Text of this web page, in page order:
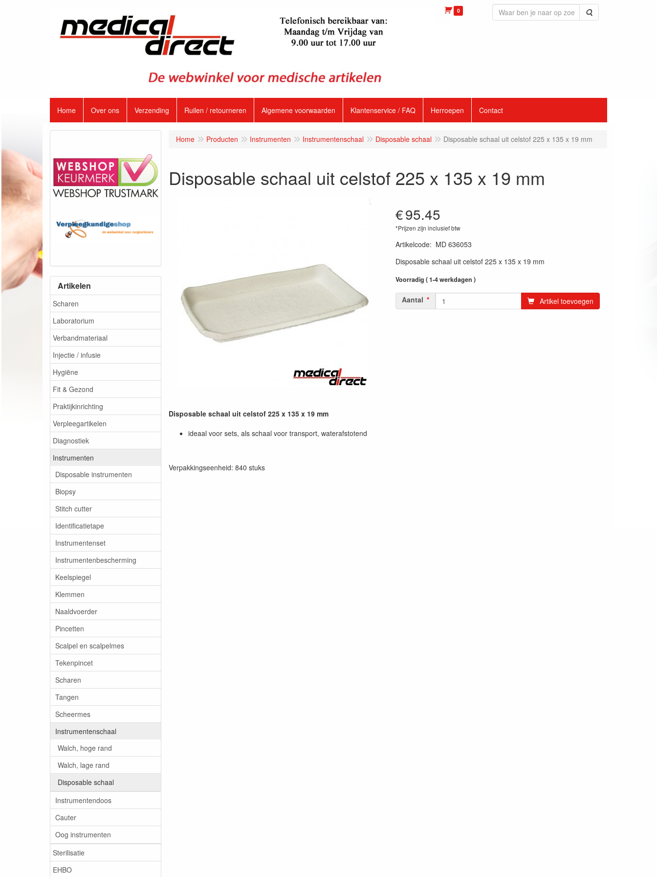
0 Zoeken
Home Over ons Verzending Ruilen / retourneren Algemene voorwaarden Klantenservice / FAQ Herroepen Contact
Artikelen
Scharen
Laboratorium
Verbandmateriaal
Injectie / infusie
Hygiëne
Fit & Gezond
Praktijkinrichting
Verpleegartikelen
Diagnostiek
Instrumenten
Disposable instrumenten
Biopsy
Stitch cutter
Identificatietape
Instrumentenset
Instrumentenbescherming
Keelspiegel
Klemmen
Naaldvoerder
Pincetten
Scalpel en scalpelmes
Tekenpincet
Scharen
Tangen
Scheermes
Instrumentenschaal
Walch, hoge rand
Walch, lage rand
Disposable schaal
Instrumentendoos
Cauter
Oog instrumenten
Sterilisatie
EHBO
Home Producten Instrumenten Instrumentenschaal Disposable schaal Disposable schaal uit celstof 225 x 135 x 19 mm
Disposable schaal uit celstof 225 x 135 x 19 mm
€95.45
*Prijzen zijn inclusief btw
Artikelcode: MD 636053
Disposable schaal uit celstof 225 x 135 x 19 mm
Voorradig ( 1-4 werkdagen )
Aantal Artikel toevoegen
Disposable schaal uit celstof 225 x 135 x 19 mm
ideaal voor sets, als schaal voor transport, waterafstotend
Verpakkingseenheid: 840 stuks